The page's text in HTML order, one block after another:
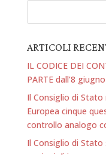
ARTICOLI
IL CODICE DEI
PARTE dall’8
Il Consiglio di
Europea cinque
controllo analogo
Il Consiglio di